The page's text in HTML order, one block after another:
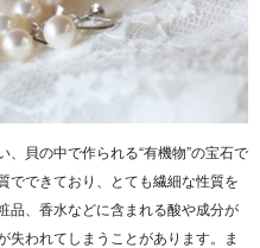
貝の中で作られる“有機物”の宝石で
でできており、とても繊細な性質を
品、香水などに含まれる酸や成分が
失われてしまうことがあります。ま